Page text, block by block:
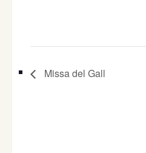
Missa del Gall